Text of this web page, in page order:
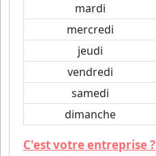
mardi
mercredi
jeudi
vendredi
samedi
dimanche
C'est votre entreprise ?